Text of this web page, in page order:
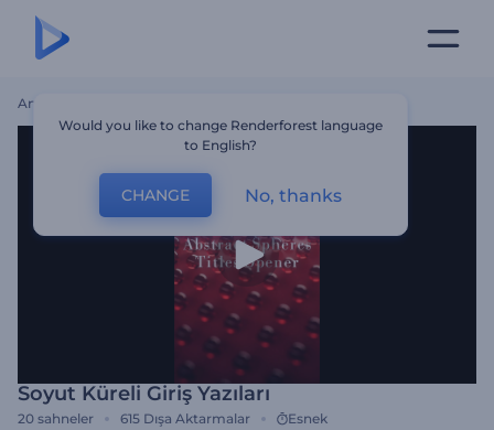
Ana Sayfa
Soyut Küreli Giriş Yazıları
20 sahneler 615 Dışa Aktarmalar Esnek
Would you like to change Renderforest language
to English?
CHANGE No, thanks